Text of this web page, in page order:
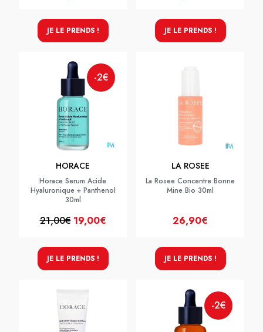
JE LE PRENDS ! JE LE PRENDS !
-2€
HORACE
Horace Serum Acide
Hyaluronique + Panthenol
30ml
21,00€ 19,00€
JE LE PRENDS !
LA ROSEE
La Rosee Concentre Bonne
Mine Bio 30ml
26,90€
JE LE PRENDS !
-2€